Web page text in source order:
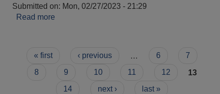
Submitted on: Mon, 02/27/2023 - 21:29
Read more
Pages
« first ‹ previous … 6
7
8
9 10 11 12
13
14
next › last »